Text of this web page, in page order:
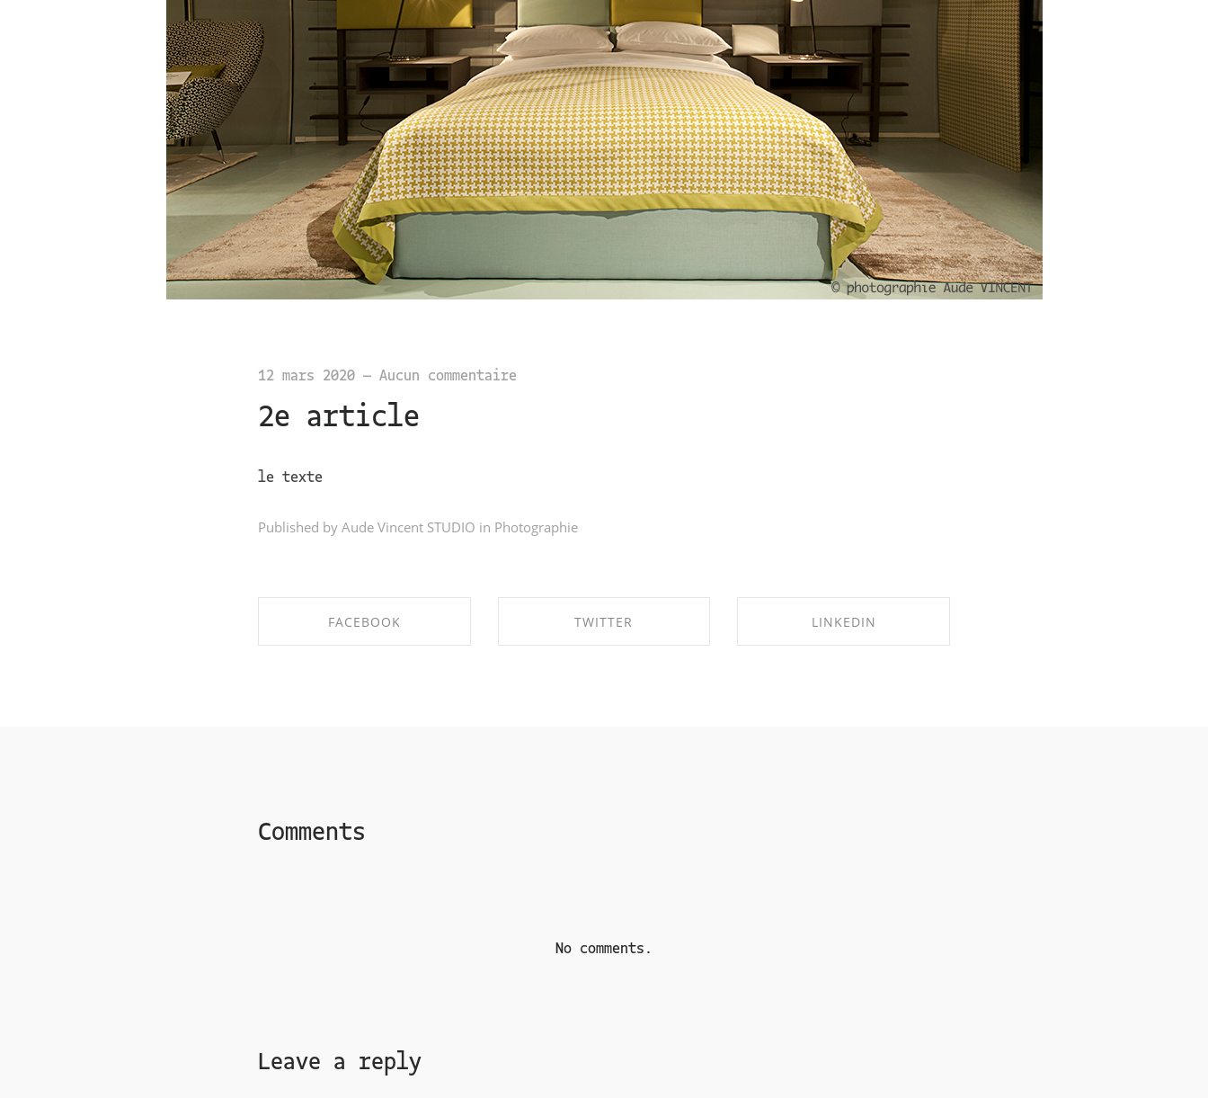
12 mars 2020 — Aucun commentaire
2e article
le texte
Published by Aude Vincent STUDIO in Photographie
FACEBOOK TWITTER LINKEDIN
Comments
No comments.
Leave a reply